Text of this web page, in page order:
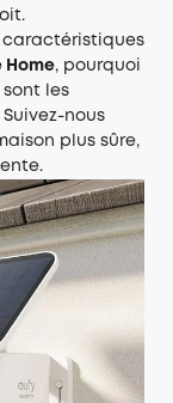
caractéristiques
Home, pourquoi
les
nous
plus sûre,